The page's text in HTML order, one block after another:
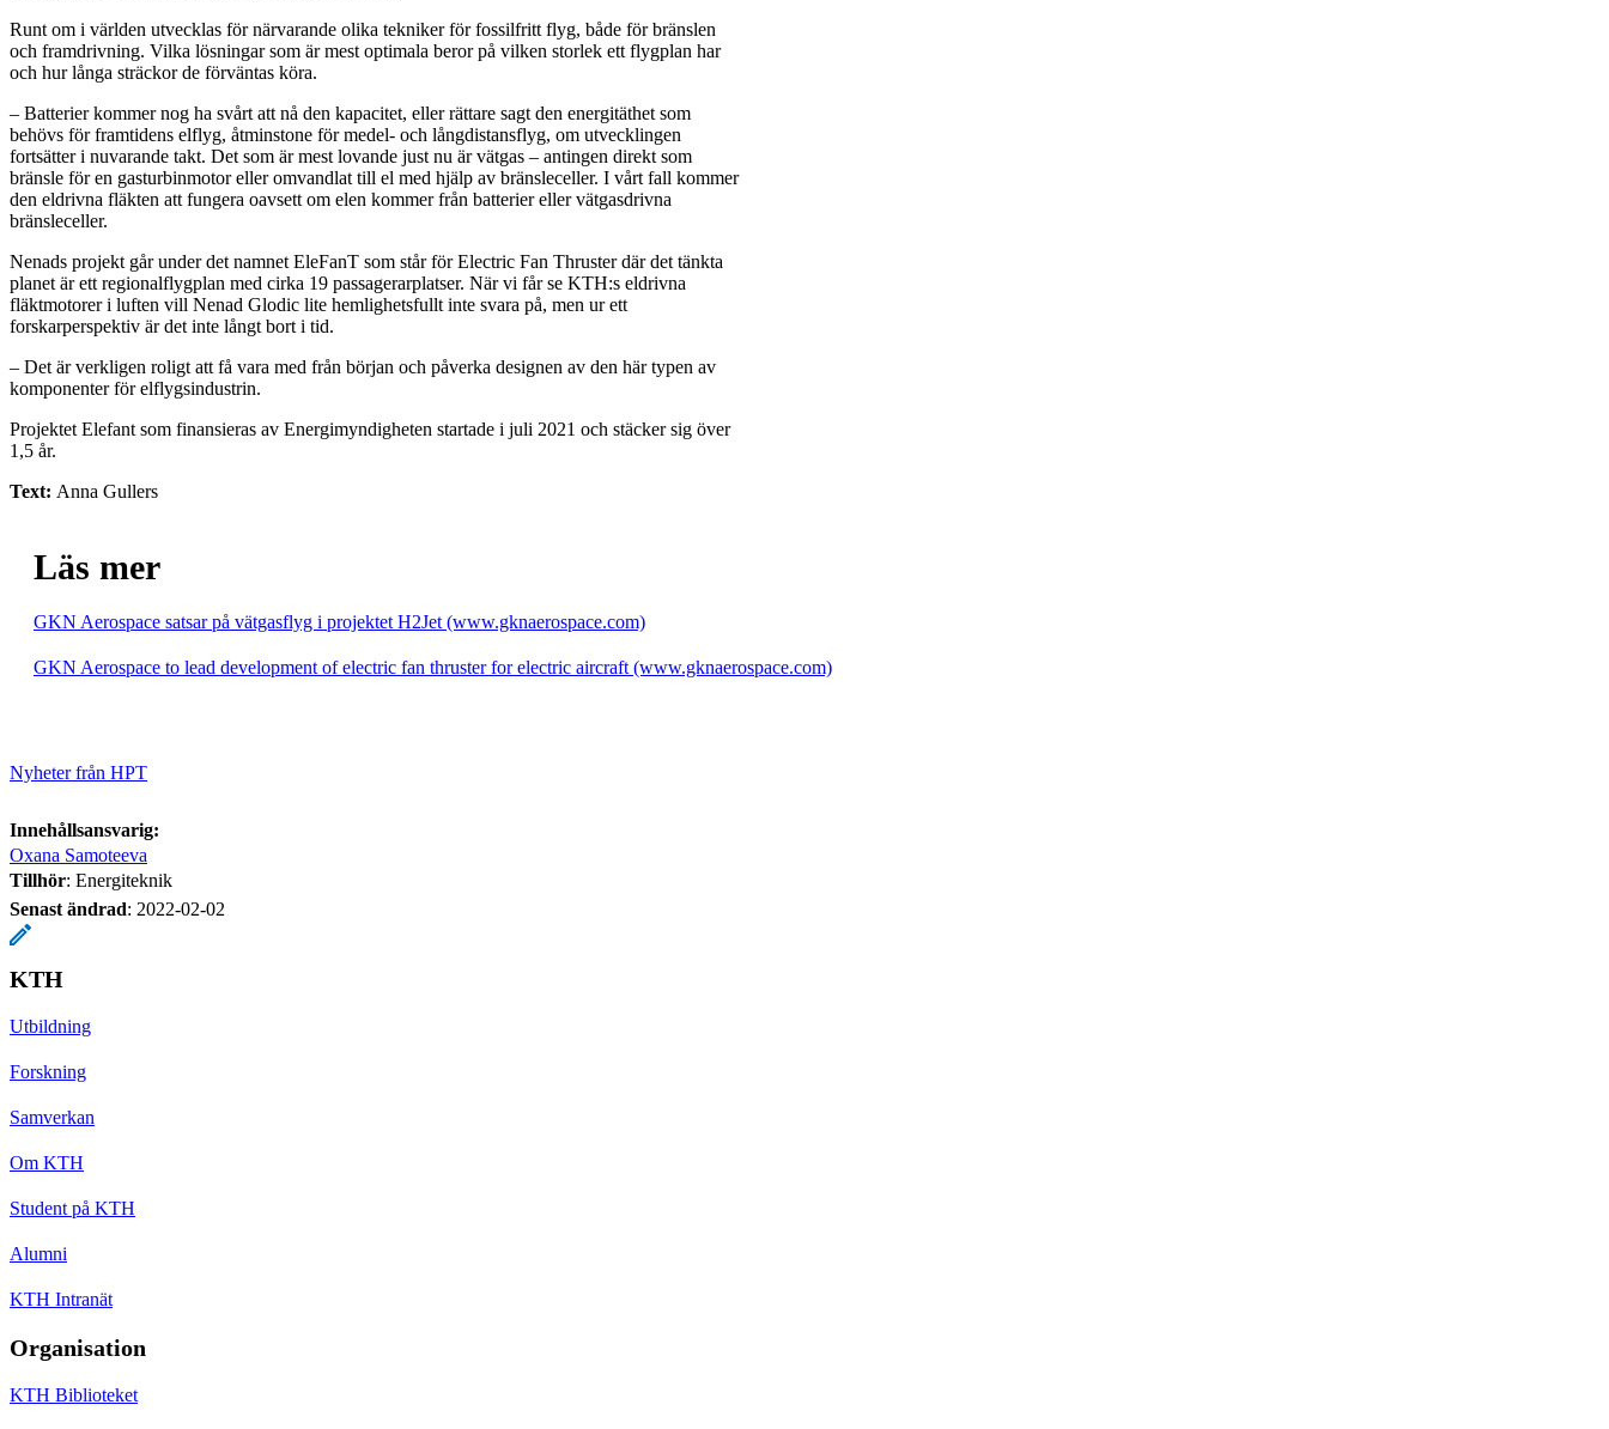
Runt om i världen utvecklas för närvarande olika tekniker för fossilfritt flyg, både för bränslen
och framdrivning. Vilka lösningar som är mest optimala beror på vilken storlek ett flygplan har
och hur långa sträckor de förväntas köra.
– Batterier kommer nog ha svårt att nå den kapacitet, eller rättare sagt den energitäthet som
behövs för framtidens elflyg, åtminstone för medel- och långdistansflyg, om utvecklingen
fortsätter i nuvarande takt. Det som är mest lovande just nu är vätgas – antingen direkt som
bränsle för en gasturbinmotor eller omvandlat till el med hjälp av bränsleceller. I vårt fall kommer
den eldrivna fläkten att fungera oavsett om elen kommer från batterier eller vätgasdrivna
bränsleceller.
Nenads projekt går under det namnet EleFanT som står för Electric Fan Thruster där det tänkta
planet är ett regionalflygplan med cirka 19 passagerarplatser. När vi får se KTH:s eldrivna
fläktmotorer i luften vill Nenad Glodic lite hemlighetsfullt inte svara på, men ur ett
forskarperspektiv är det inte långt bort i tid.
– Det är verkligen roligt att få vara med från början och påverka designen av den här typen av
komponenter för elflygsindustrin.
Projektet Elefant som finansieras av Energimyndigheten startade i juli 2021 och stäcker sig över
1,5 år.
Text: Anna Gullers
Läs mer
GKN Aerospace satsar på vätgasflyg i projektet H2Jet (www.gknaerospace.com)
GKN Aerospace to lead development of electric fan thruster for electric aircraft (www.gknaerospace.com)
Nyheter från HPT
Innehållsansvarig:
Oxana Samoteeva
Tillhör: Energiteknik
Senast ändrad: 2022-02-02
KTH
Utbildning
Forskning
Samverkan
Om KTH
Student på KTH
Alumni
KTH Intranät
Organisation
KTH Biblioteket